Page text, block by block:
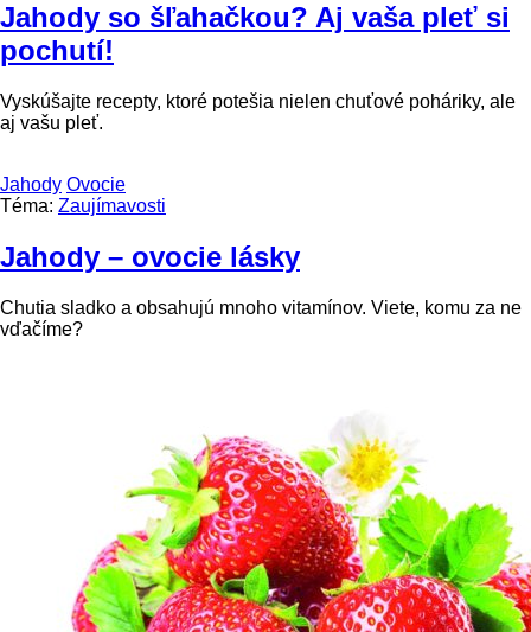
Jahody so šľahačkou? Aj vaša pleť si
pochutí!
Vyskúšajte recepty, ktoré potešia nielen chuťové poháriky, ale
aj vašu pleť.
Jahody Ovocie
Téma: Zaujímavosti
Jahody – ovocie lásky
Chutia sladko a obsahujú mnoho vitamínov. Viete, komu za ne
vďačíme?